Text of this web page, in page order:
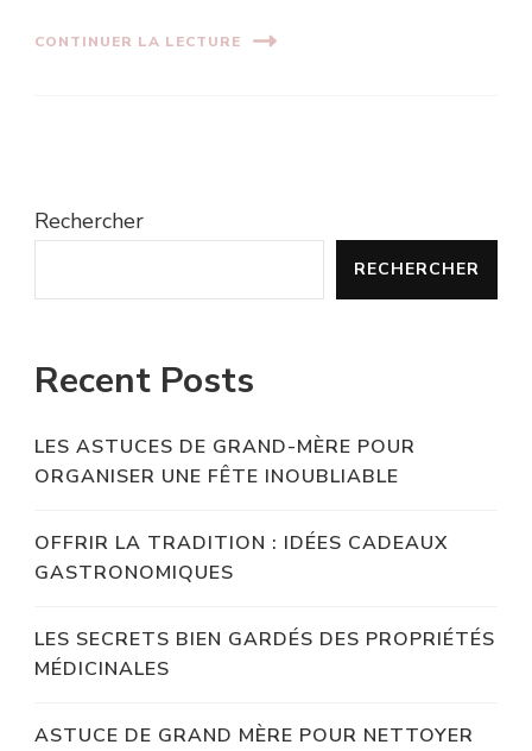
CONTINUER LA LECTURE
Rechercher
RECHERCHER
Recent Posts
LES ASTUCES DE GRAND-MÈRE POUR
ORGANISER UNE FÊTE INOUBLIABLE
OFFRIR LA TRADITION : IDÉES CADEAUX
GASTRONOMIQUES
LES SECRETS BIEN GARDÉS DES PROPRIÉTÉS
MÉDICINALES
ASTUCE DE GRAND MÈRE POUR NETTOYER